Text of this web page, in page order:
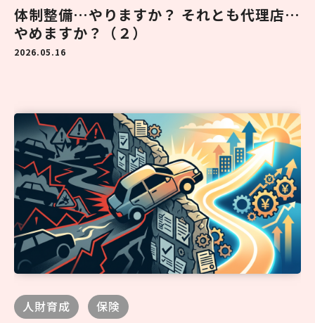
体制整備…やりますか？ それとも代理店…
やめますか？（２）
2026.05.16
人財育成 保険